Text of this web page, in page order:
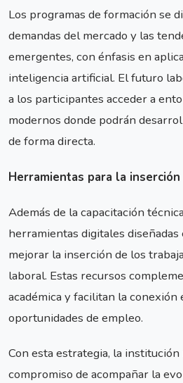
Los programas de formación se
demandas del mercado y las
emergentes, con énfasis en
inteligencia artificial. El futuro
a los participantes acceder a
modernos donde podrán
de forma directa.
Herramientas para la
Además de la capacitación
herramientas digitales
mejorar la inserción de los
laboral. Estas recursos
académica y facilitan la conexión
oportunidades de empleo.
Con esta estrategia, la institución
compromiso de acompañar la